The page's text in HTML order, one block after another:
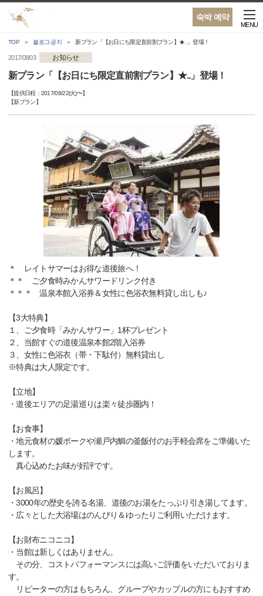
숙박 예약
MENU
TOP 블로그·공지 新プラン「【お日にち限定直前割プラン】★..」登場！
2017/08/03 お知らせ
新プラン「【お日にち限定直前割プラン】★..」登場！
【提供日程： 2017/08/22(火)〜】
【新プラン】
＊ レイトサマーはお得な道後旅へ！
＊＊ ご夕食時みかんサワードリンク付き
＊＊＊ 温泉本館入浴券＆女性に色浴衣無料貸し出しも♪
【3大特典】
１、ご夕食時「みかんサワー」1杯プレゼント
２、当館すぐの道後温泉本館2階入浴券
３、女性に色浴衣（帯・下駄付）無料貸出し
※特典は大人限定です。
【立地】
・道後エリアの足湯巡りは楽々徒歩圏内！
【お食事】
・地元食材の媛ポークや瀬戸内鯛の釜飯付のお手軽会席をご準備いた
します。
真心込めたお味が好評です。
【お風呂】
・3000年の歴史を誇る名湯、道後のお湯をたっぷり引き湯してます。
・広々とした大浴場はのんびり＆ゆったりご利用いただけます。
【お財布ニコニコ】
・当館は新しくはありません。
その分、コストパフォーマンスには高いご評価をいただいておりま
す。
リピーターの方はもちろん、グループやカップルの方にもおすすめ